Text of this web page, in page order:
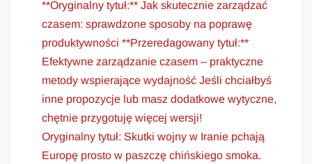
**Oryginalny tytuł:** Jak skutecznie zarządzać
czasem: sprawdzone sposoby na poprawę
produktywności **Przeredagowany tytuł:**
Efektywne zarządzanie czasem – praktyczne
metody wspierające wydajność Jeśli chciałbyś
inne propozycje lub masz dodatkowe wytyczne,
chętnie przygotuję więcej wersji!
Oryginalny tytuł: Skutki wojny w Iranie pchają
Europę prosto w paszczę chińskiego smoka.